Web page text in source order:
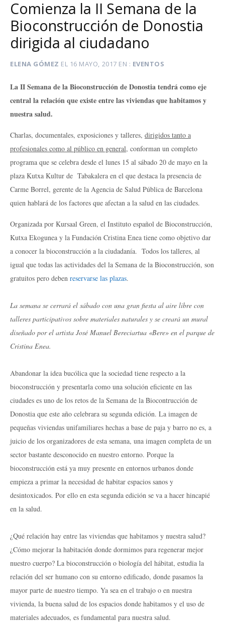
Comienza la II Semana de la
Bioconstrucción de Donostia
dirigida al ciudadano
ELENA GÓMEZ EL 16 MAYO, 2017 EN EVENTOS
La II Semana de la Bioconstrucción de Donostia tendrá como eje
central la relación que existe entre las viviendas que habitamos y
nuestra salud.
Charlas, documentales, exposiciones y talleres, dirigidos tanto a
profesionales como al público en general, conforman un completo
programa que se celebra desde el lunes 15 al sábado 20 de mayo en la
plaza Kutxa Kultur de Tabakalera en el que destaca la presencia de
Carme Borrel, gerente de la Agencia de Salud Pública de Barcelona
quien hablará de los factores que afectan a la salud en las ciudades.
Organizada por Kursaal Green, el Instituto español de Bioconstrucción,
Kutxa Ekogunea y la Fundación Cristina Enea tiene como objetivo dar
a conocer la bioconstrucción a la ciudadanía. Todos los talleres, al
igual que todas las actividades del la Semana de la Bioconstrucción, son
gratuitos pero deben reservarse las plazas.
La semana se cerrará el sábado con una gran fiesta al aire libre con
talleres participativos sobre materiales naturales y se creará un mural
diseñado por el artista José Manuel Bereciartua «Bere» en el parque de
Cristina Enea.
Abandonar la idea bucólica que la sociedad tiene respecto a la
bioconstrucción y presentarla como una solución eficiente en las
ciudades es uno de los retos de la Semana de la Biocontrucción de
Donostia que este año celebrara su segunda edición. La imagen de
pequeñas viviendas unifamiliares hechas a base de paja y barro no es, a
juicio de los organizadores de esta semana, una imagen completa de un
sector bastante desconocido en nuestro entorno. Porque la
bioconstrucción está ya muy presente en entornos urbanos donde
empieza a primar la necesidad de habitar espacios sanos y
desintoxicados. Por ello en esta segunda edición se va a hacer hincapié
en la salud.
¿Qué relación hay entre las viviendas que habitamos y nuestra salud?
¿Cómo mejorar la habitación donde dormimos para regenerar mejor
nuestro cuerpo? La bioconstrucción o biología del hábitat, estudia la
relación del ser humano con su entorno edificado, donde pasamos la
mayor parte de nuestro tiempo. Ya sea en el trabajo o en nuestra
vivienda, la buena salud de los espacios donde habitamos y el uso de
materiales adecuados, es fundamental para nuestra salud.